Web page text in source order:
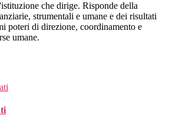
che dirige. Risponde della
strumentali e umane e dei risultati
poteri di direzione, coordinamento e
umane.